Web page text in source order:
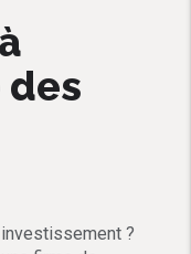
des
investissement ?